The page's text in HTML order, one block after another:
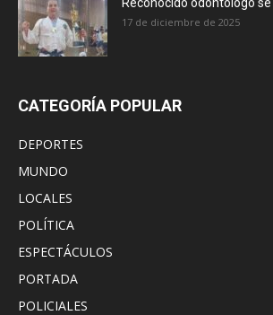
17 de diciembre de 2025
CATEGORÍA POPULAR
DEPORTES
MUNDO
LOCALES
POLÍTICA
ESPECTÁCULOS
PORTADA
POLICIALES